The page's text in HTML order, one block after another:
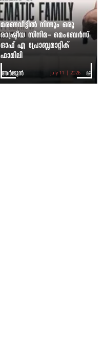
മരണവീട്ടിൽ നിന്നും ഒരു
രാഷ്ട്രീയ സിനിമ- മെംബേർസ്
ഓഫ് എ പ്രോബ്ലമാറ്റിക്
ഫാമിലി
അർജുൻ July 11 | 2026